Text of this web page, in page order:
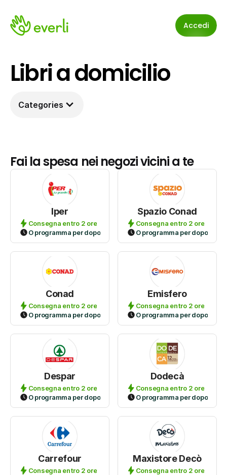
Accedi
Libri a domicilio
Categories
Fai la spesa nei negozi vicini a te
Iper
Consegna entro 2 ore
O programma per dopo
Spazio Conad
Consegna entro 2 ore
O programma per dopo
Conad
Consegna entro 2 ore
O programma per dopo
Emisfero
Consegna entro 2 ore
O programma per dopo
Despar
Consegna entro 2 ore
O programma per dopo
Dodecà
Consegna entro 2 ore
O programma per dopo
Carrefour
Consegna entro 2 ore
Maxistore Decò
Consegna entro 2 ore